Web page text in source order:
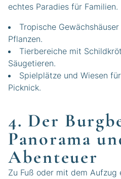
echtes Paradies für Familien.
Tropische
Pflanzen.
Tierbereiche mit
Säugetieren.
Spielplätze und Wiesen
Picknick.
4. Der
Panorama
Abenteuer
Zu Fuß oder mit dem Aufzug